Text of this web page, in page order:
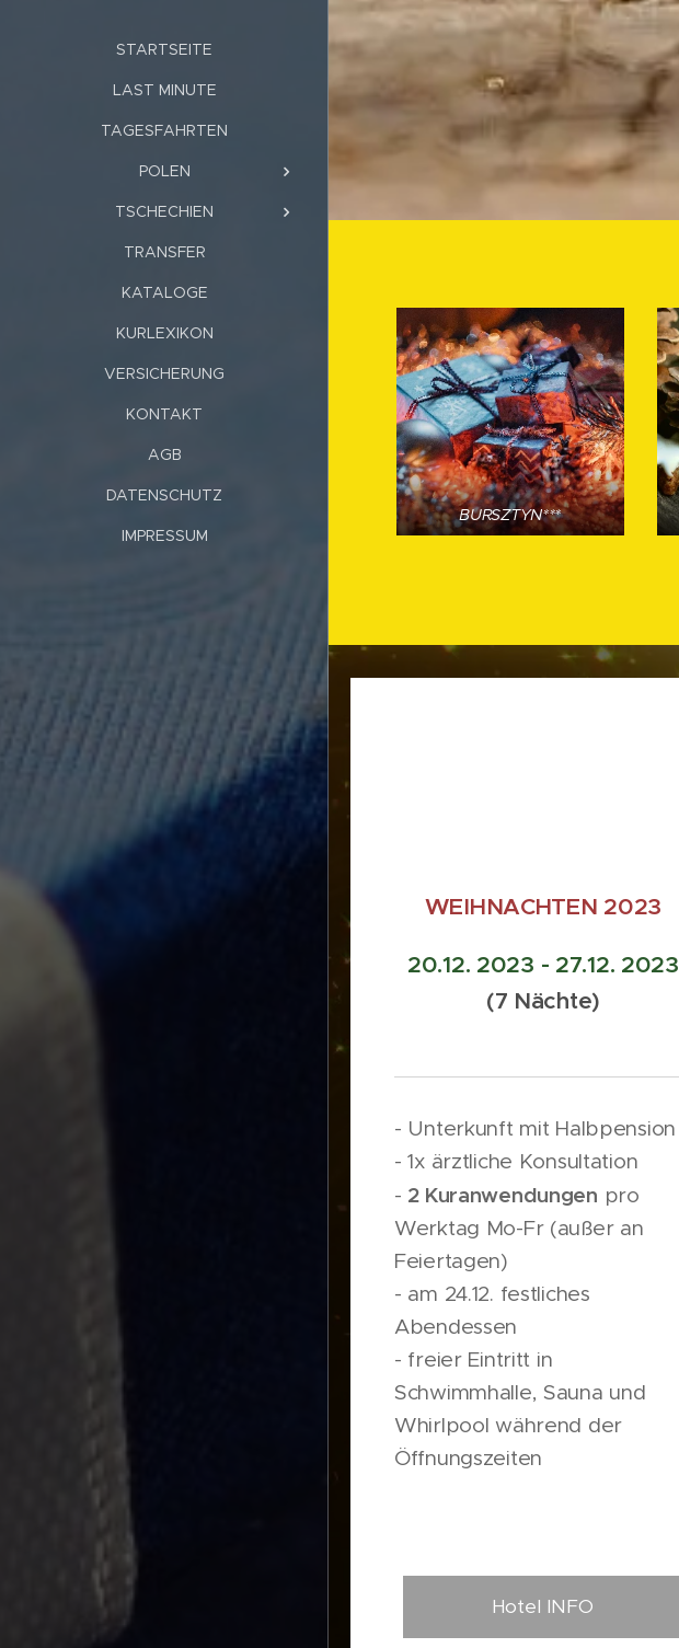
STARTSEITE
LAST MINUTE
TAGESFAHRTEN
POLEN
TSCHECHIEN
TRANSFER
KATALOGE
KURLEXIKON
VERSICHERUNG
KONTAKT
AGB
DATENSCHUTZ
IMPRESSUM
BURSZTYN***
WEIHNACHTEN 2023
20.12. 2023 - 27.12. 2023
(7 Nächte)
- Unterkunft mit Halbpension
- 1x ärztliche Konsultation
- 2 Kuranwendungen pro
Werktag Mo-Fr (außer an
Feiertagen)
- am 24.12. festliches
Abendessen
- freier Eintritt in
Schwimmhalle, Sauna und
Whirlpool während der
Öffnungszeiten
Hotel INFO